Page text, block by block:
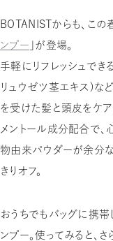
BOTANISTからも、この
ンプー 」が登場。
手軽にリフレッシュでき
リュウゼツ茎エキス）
を受けた髪と頭皮をケア
メントール成分配合で、
物由来パウダーが余分
きりオフ。
おうちでもバッグに携帯
ンプー。使ってみると、